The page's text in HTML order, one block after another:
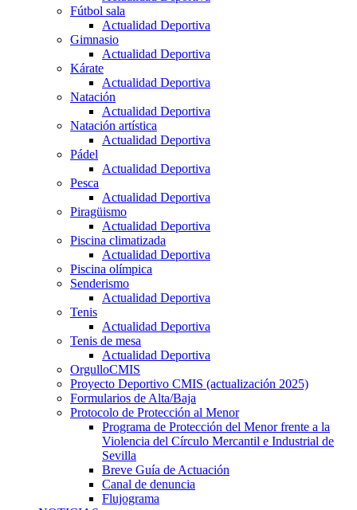
Fútbol sala
Actualidad Deportiva
Gimnasio
Actualidad Deportiva
Kárate
Actualidad Deportiva
Natación
Actualidad Deportiva
Natación artística
Actualidad Deportiva
Pádel
Actualidad Deportiva
Pesca
Actualidad Deportiva
Piragüismo
Actualidad Deportiva
Piscina climatizada
Actualidad Deportiva
Piscina olímpica
Senderismo
Actualidad Deportiva
Tenis
Actualidad Deportiva
Tenis de mesa
Actualidad Deportiva
OrgulloCMIS
Proyecto Deportivo CMIS (actualización 2025)
Formularios de Alta/Baja
Protocolo de Protección al Menor
Programa de Protección del Menor frente a la
Violencia del Círculo Mercantil e Industrial de
Sevilla
Breve Guía de Actuación
Canal de denuncia
Flujograma